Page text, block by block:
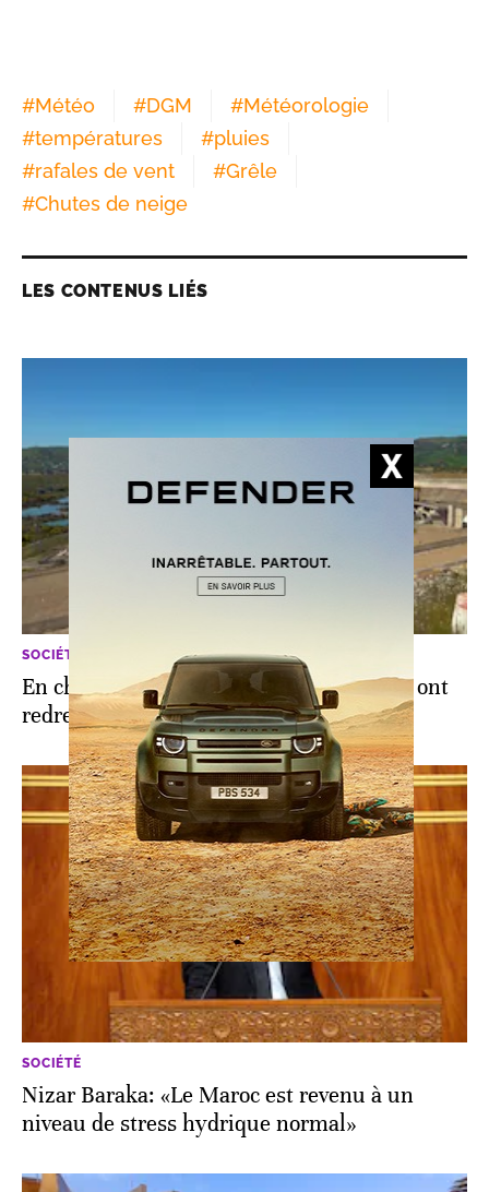
#Météo #DGM #Météorologie
#températures #pluies
#rafales de vent #Grêle
#Chutes de neige
LES CONTENUS LIÉS
SOCIÉTÉ
En chiffres, comment les pluies de mars ont
redressé la situation hydrique au Maroc
SOCIÉTÉ
Nizar Baraka: «Le Maroc est revenu à un
niveau de stress hydrique normal»